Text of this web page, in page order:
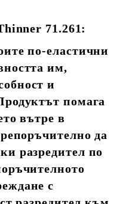
71.261:
по-еластични
им,
и
помага
вътре в
да
разредител по
с